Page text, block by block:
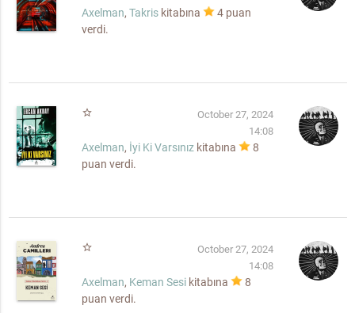
Axelman, Takriskitabına 4 puan
verdi.
star_border
October 27, 2024
14:08
Axelman, İyi Ki Varsınızkitabına
8
puan verdi.
star_border
October 27, 2024
14:08
Axelman, Keman Sesikitabına
8
puan verdi.